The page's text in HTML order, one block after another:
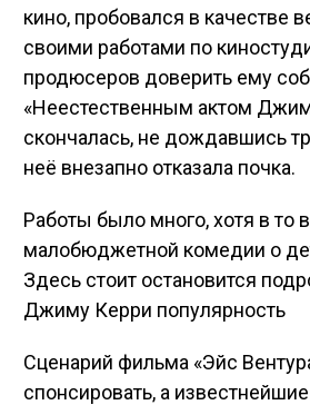
кино, пробовался в качестве
своими работами по
продюсеров доверить ему
«Неестественным актом
скончалась, не дождавшись
неё внезапно отказала почка.
Работы было много, хотя в
малобюджетной комедии о
Здесь стоит остановится
Джиму Керри популярность
Сценарий фильма «Эйс
спонсировать, а